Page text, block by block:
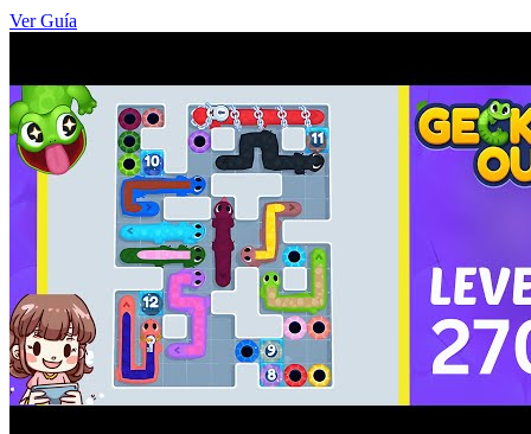
Ver Guía